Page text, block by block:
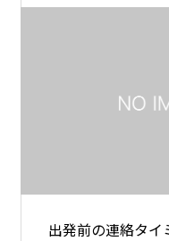
出発前の連絡タ